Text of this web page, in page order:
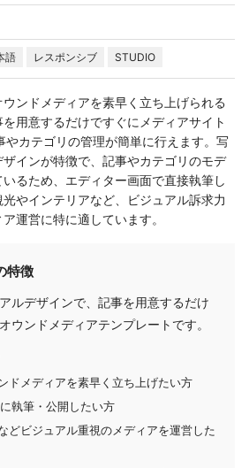
語 レスポンシブ STUDIO
ンドメディアを素早く立ち上げられる
用意するだけですぐにメディアサイト
やカテゴリの管理が簡単に行えます。写
インが特徴で、記事やカテゴリのモデ
るため、エディター画面で直接執筆し
やインテリアなど、ビジュアル訴求力
運営に特に適しています。
特徴
ルデザインで、記事を用意するだけ
ウンドメディアテンプレートです。
ドメディアを素早く立ち上げたい方
執筆・公開したい方
どビジュアル重視のメディアを運営した